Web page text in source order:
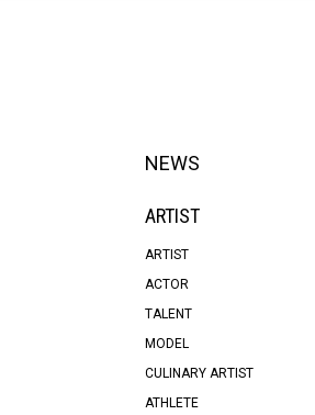
NEWS
ARTIST
ARTIST
ACTOR
TALENT
MODEL
CULINARY ARTIST
ATHLETE